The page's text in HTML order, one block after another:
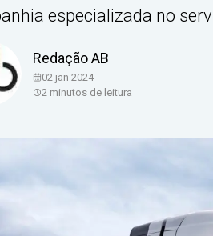
especializada no
Redação AB
02 jan 2024
2 minutos de leitura